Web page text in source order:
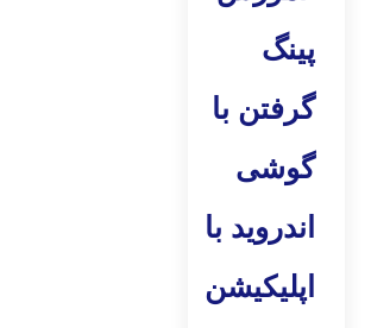
پینگ
گرفتن با
گوشی
اندروید با
اپلیکیشن